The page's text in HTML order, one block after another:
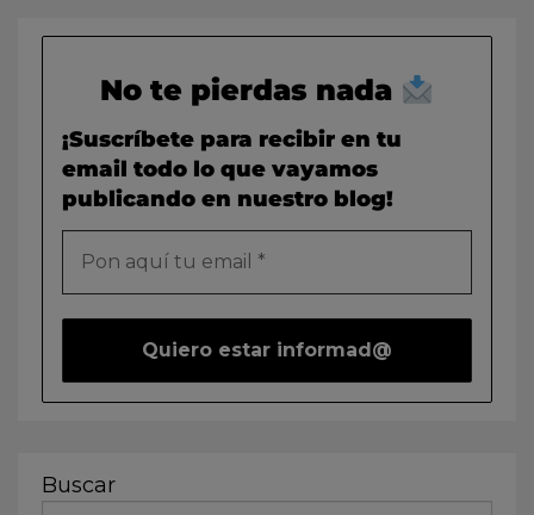
No te pierdas nada
¡Suscríbete para recibir en tu
email todo lo que vayamos
publicando en nuestro blog!
Buscar